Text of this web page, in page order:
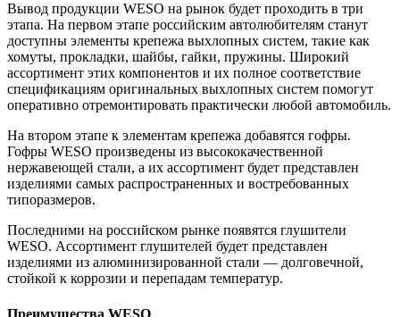
Вывод продукции WESO на рынок будет проходить в три
этапа. На первом этапе российским автолюбителям станут
доступны элементы крепежа выхлопных систем, такие как
хомуты, прокладки, шайбы, гайки, пружины. Широкий
ассортимент этих компонентов и их полное соответствие
спецификациям оригинальных выхлопных систем помогут
оперативно отремонтировать практически любой автомобиль.
На втором этапе к элементам крепежа добавятся гофры.
Гофры WESO произведены из высококачественной
нержавеющей стали, а их ассортимент будет представлен
изделиями самых распространенных и востребованных
типоразмеров.
Последними на российском рынке появятся глушители
WESO. Ассортимент глушителей будет представлен
изделиями из алюминизированной стали — долговечной,
стойкой к коррозии и перепадам температур.
Преимущества WESO